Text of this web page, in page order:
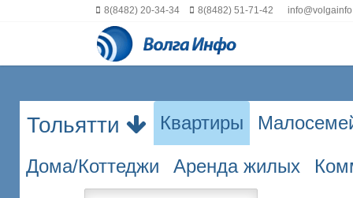
8(8482) 20-34-34 8(8482) 51-71-42
Тольятти Квартиры
Дома/Коттеджи Аренда жилых